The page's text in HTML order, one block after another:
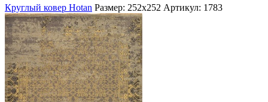
Круглый ковер Hotan Размер: 252х252 Артикул: 1783